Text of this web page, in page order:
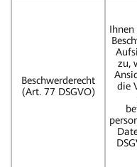
Beschwerderecht
(Art. 77 DSGVO)
Ihnen
zu,
die